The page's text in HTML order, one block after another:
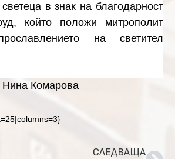
в знак на благодарност
който положи митрополит
на светител
Нина Комарова
СЛЕДВАЩА